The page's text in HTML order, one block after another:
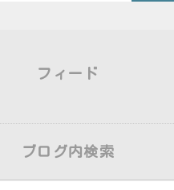
フィード
ブログ内検索